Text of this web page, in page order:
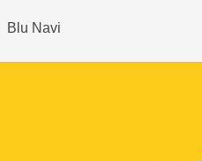
Blu Navi